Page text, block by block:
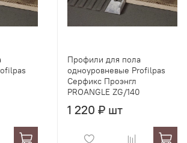
Профили для пола
одноуровневые Profilpas
Серфикс Проэнгл
PROANGLE ZG/140
1 220 ₽ шт